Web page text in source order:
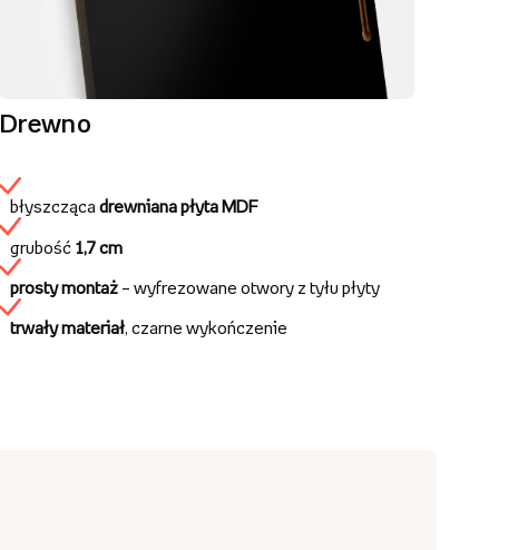
Drewno
błyszcząca drewniana płyta MDF
grubość 1,7 cm
prosty montaż– wyfrezowane otwory z tyłu płyty
trwały materiał, czarne wykończenie